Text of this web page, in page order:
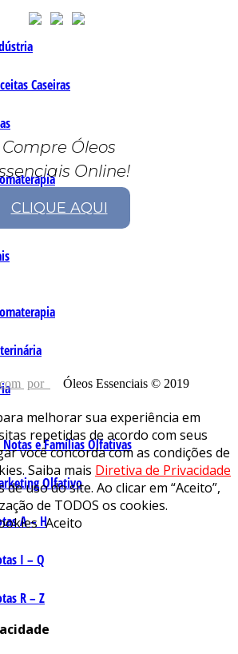
Caseiras
Caseiras
Notas e Famílias Olfativas
Olfativo
A – H
I – Q
R – Z
Compre Óleos
Online!
CLIQUE AQUI
por Óleos Essenciais © 2019
melhorar sua experiência em
repetidas de acordo com seus
você concorda com as condições de
Saiba mais Diretiva de Privacidade
de uso do site. Ao clicar em “Aceito”,
de TODOS os cookies.
Aceito